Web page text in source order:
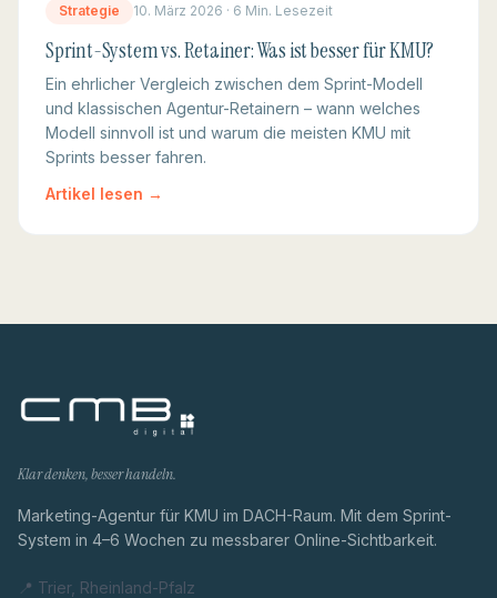
Strategie 10. März 2026 · 6 Min. Lesezeit
Sprint-System vs. Retainer: Was ist besser für KMU?
Ein ehrlicher Vergleich zwischen dem Sprint-Modell
und klassischen Agentur-Retainern – wann welches
Modell sinnvoll ist und warum die meisten KMU mit
Sprints besser fahren.
Artikel lesen →
Klar denken, besser handeln.
Marketing-Agentur für KMU im DACH-Raum. Mit dem Sprint-
System in 4–6 Wochen zu messbarer Online-Sichtbarkeit.
📍 Trier, Rheinland-Pfalz